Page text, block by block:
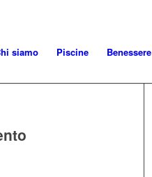
siamo Piscine Benessere